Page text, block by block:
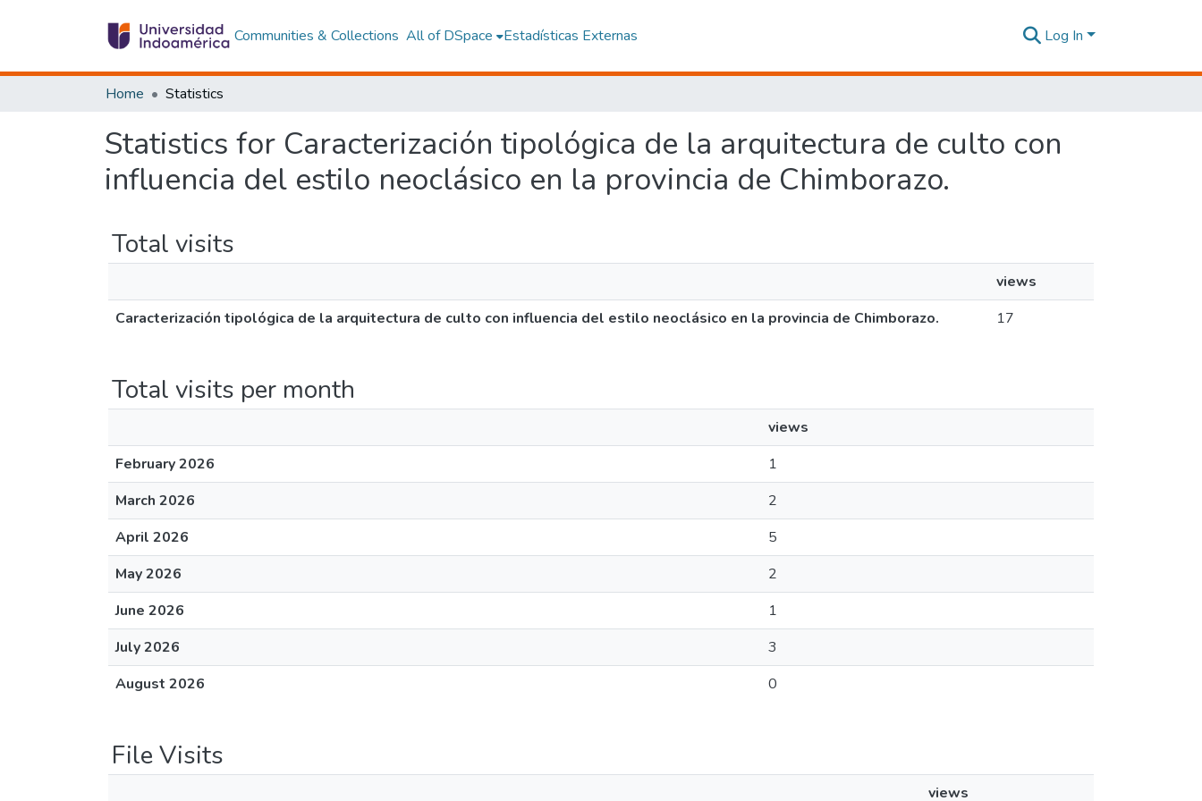
Communities & Collections All of DSpace Estadísticas Externas Log In
Home Statistics
Statistics for Caracterización tipológica de la arquitectura de culto con
influencia del estilo neoclásico en la provincia de Chimborazo.
Total visits
views
Caracterización tipológica de la arquitectura de culto con influencia del estilo neoclásico en la provincia de Chimborazo.
17
Total visits per month
views
February 2026
1
March 2026
2
April 2026
5
May 2026
2
June 2026
1
July 2026
3
August 2026
0
File Visits
views